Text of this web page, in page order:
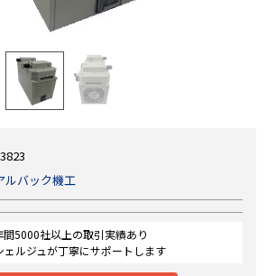
ルバック機工
5000社以上の取引実績あり
ェルジュが丁寧にサポートします